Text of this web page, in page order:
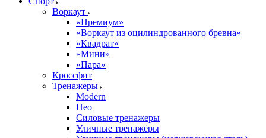
Воркаут
«Премиум»
«Воркаут из оцилиндрованного бревна»
«Квадрат»
«Мини»
«Пара»
Кроссфит
Тренажеры
Modern
Нео
Силовые тренажеры
Уличные тренажёры